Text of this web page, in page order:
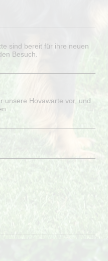
sind bereit für ihre neuen
Besuch.
unsere Hovawarte vor, und